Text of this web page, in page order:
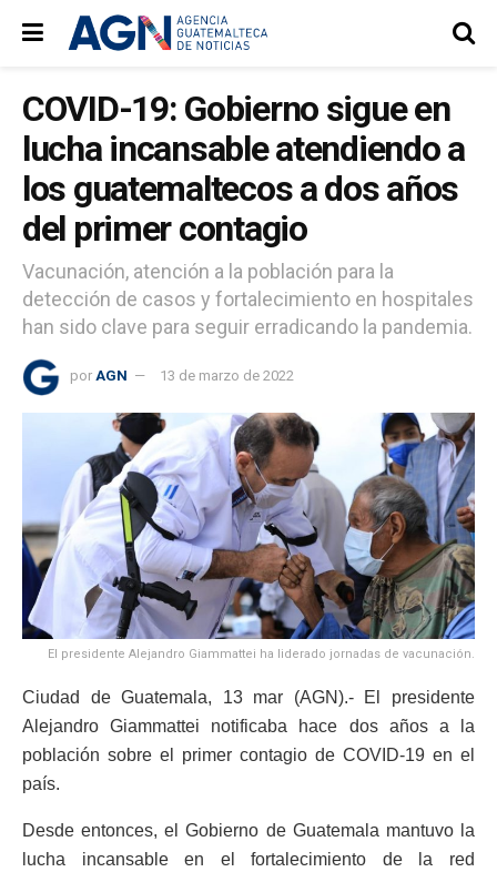
COVID-19: Gobierno sigue en
lucha incansable atendiendo a
los guatemaltecos a dos años
del primer contagio
Vacunación, atención a la población para la
detección de casos y fortalecimiento en hospitales
han sido clave para seguir erradicando la pandemia.
por AGN 13 de marzo de 2022
El presidente Alejandro Giammattei ha liderado jornadas de vacunación.
Ciudad de Guatemala, 13 mar (AGN).- El presidente
Alejandro Giammattei notificaba hace dos años a la
población sobre el primer contagio de COVID-19 en el
país.
Desde entonces, el Gobierno de Guatemala mantuvo la
lucha incansable en el fortalecimiento de la red